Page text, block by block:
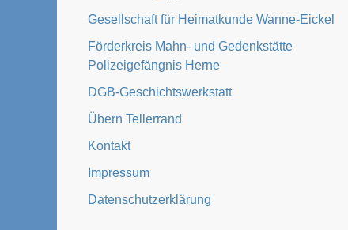
Gesellschaft für Heimatkunde Wanne-Eickel
Förderkreis Mahn- und Gedenkstätte
Polizeigefängnis Herne
DGB-Geschichtswerkstatt
Übern Tellerrand
Kontakt
Impressum
Datenschutzerklärung